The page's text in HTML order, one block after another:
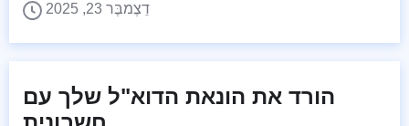
דֵצֶמבֶּר 23, 2025
הורד את הונאת הדוא"ל שלך עם